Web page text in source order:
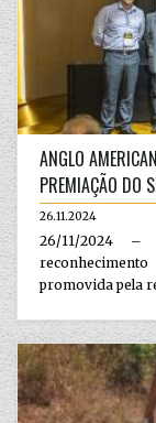
ANGLO
PREMIAÇÃO DO
26.11.2024
26/11/2024 –
promovida pela